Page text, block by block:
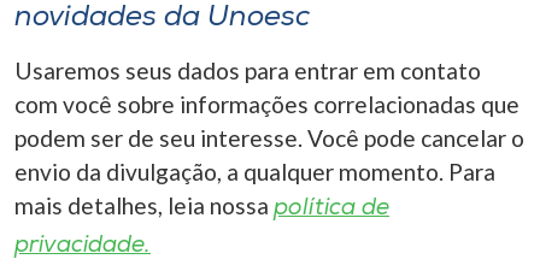
novidades da Unoesc
Usaremos seus dados para entrar em contato
com você sobre informações correlacionadas que
podem ser de seu interesse. Você pode cancelar o
envio da divulgação, a qualquer momento. Para
mais detalhes, leia nossa política de
privacidade.